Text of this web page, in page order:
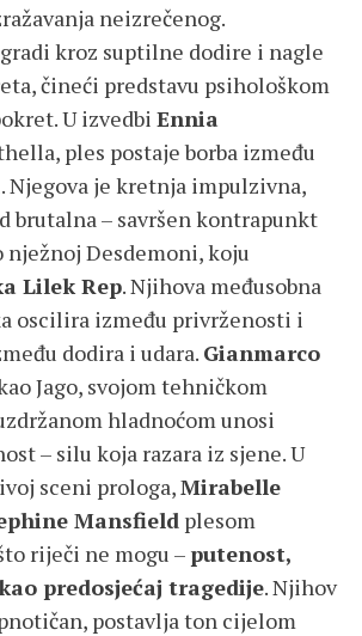
neizrečenog.
kroz suptilne dodire i nagle
čineći predstavu psihološkom
U izvedbi Ennia
ples postaje borba između
Njegova je kretnja impulzivna,
brutalna – savršen kontrapunkt
Desdemoni, koju
Lilek Rep. Njihova međusobna
oscilira između privrženosti i
dodira i udara. Gianmarco
Jago, svojom tehničkom
hladnoćom unosi
– silu koja razara iz sjene. U
sceni prologa,Mirabelle
Mansfield plesom
riječi ne mogu – putenost,
predosjećaj tragedije. Njihov
postavlja ton cijelom